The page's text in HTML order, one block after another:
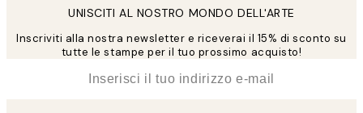
UNISCITI AL NOSTRO MONDO DELL'ARTE
Inscriviti alla nostra newsletter e riceverai il 15% di sconto su
tutte le stampe per il tuo prossimo acquisto!